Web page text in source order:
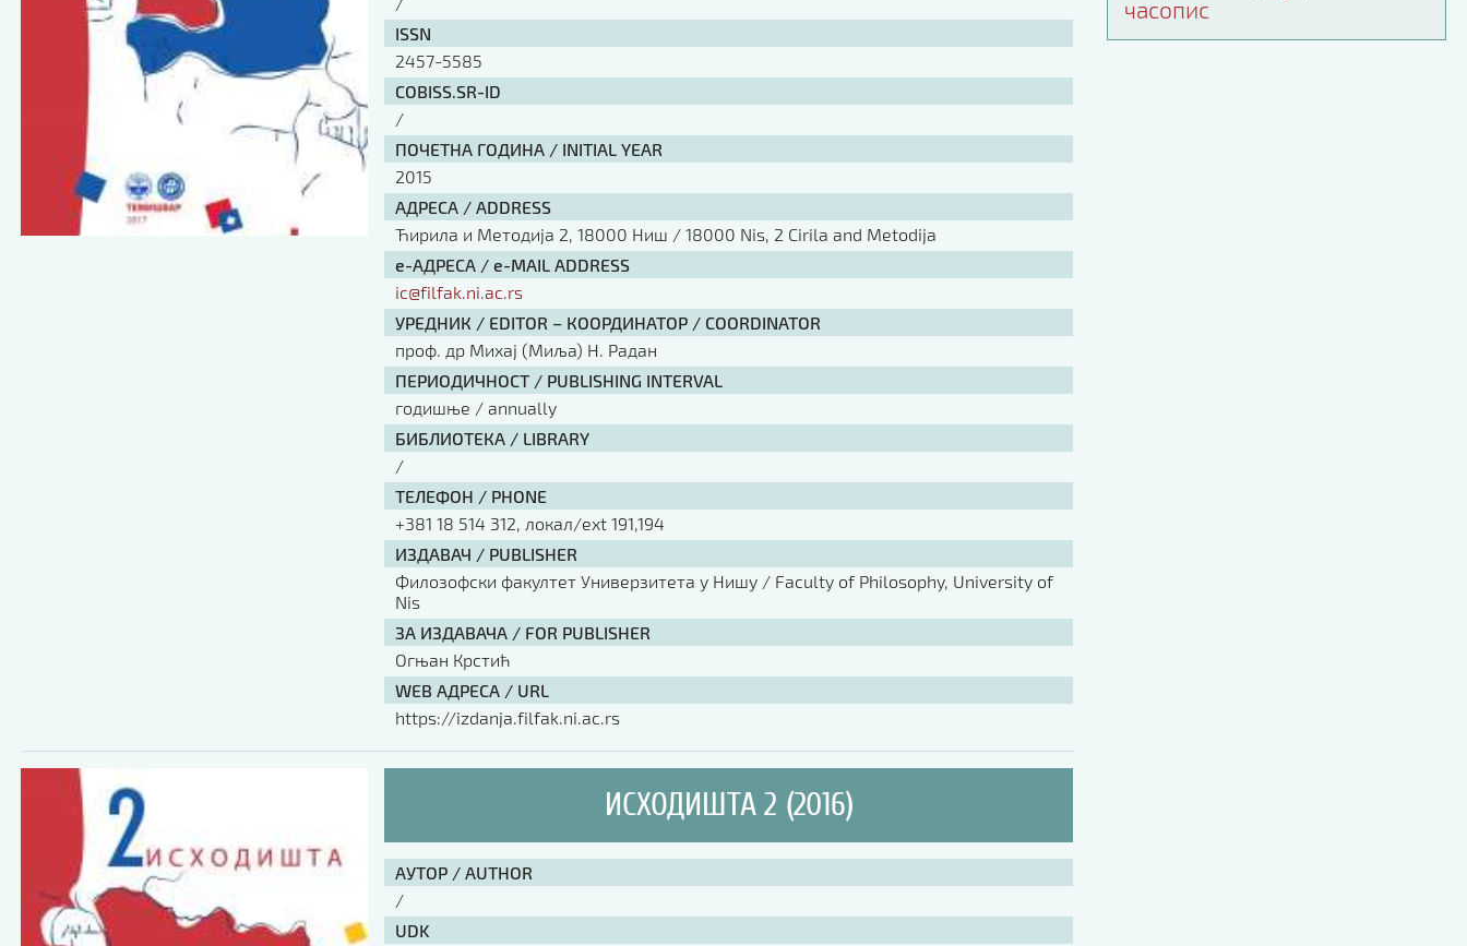
ISSN
2457-5585
COBISS.SR-ID
/
ПОЧЕТНА ГОДИНА / INITIAL YEAR
2015
АДРЕСА / ADDRESS
Ћирила и Методија 2, 18000 Ниш / 18000 Nis, 2 Cirila and Metodija
е-АДРЕСА / e-MAIL ADDRESS
ic@filfak.ni.ac.rs
УРЕДНИК / EDITOR – КООРДИНАТОР / COORDINATOR
проф. др Михај (Миља) Н. Радан
ПЕРИОДИЧНОСТ / PUBLISHING INTERVAL
годишње / annually
БИБЛИОТЕКА / LIBRARY
/
ТЕЛЕФОН / PHONE
+381 18 514 312, локал/ext 191,194
ИЗДАВАЧ / PUBLISHER
Филозофски факултет Универзитета у Нишу / Faculty of Philosophy, University of
Nis
ЗА ИЗДАВАЧА / FOR PUBLISHER
Огњан Крстић
WEB АДРЕСА / URL
https://izdanja.filfak.ni.ac.rs
ИСХОДИШТА 2 (2016)
АУТОР / AUTHOR
/
UDK
часопис